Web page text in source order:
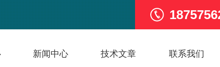
新闻中心 技术文章 联系我们